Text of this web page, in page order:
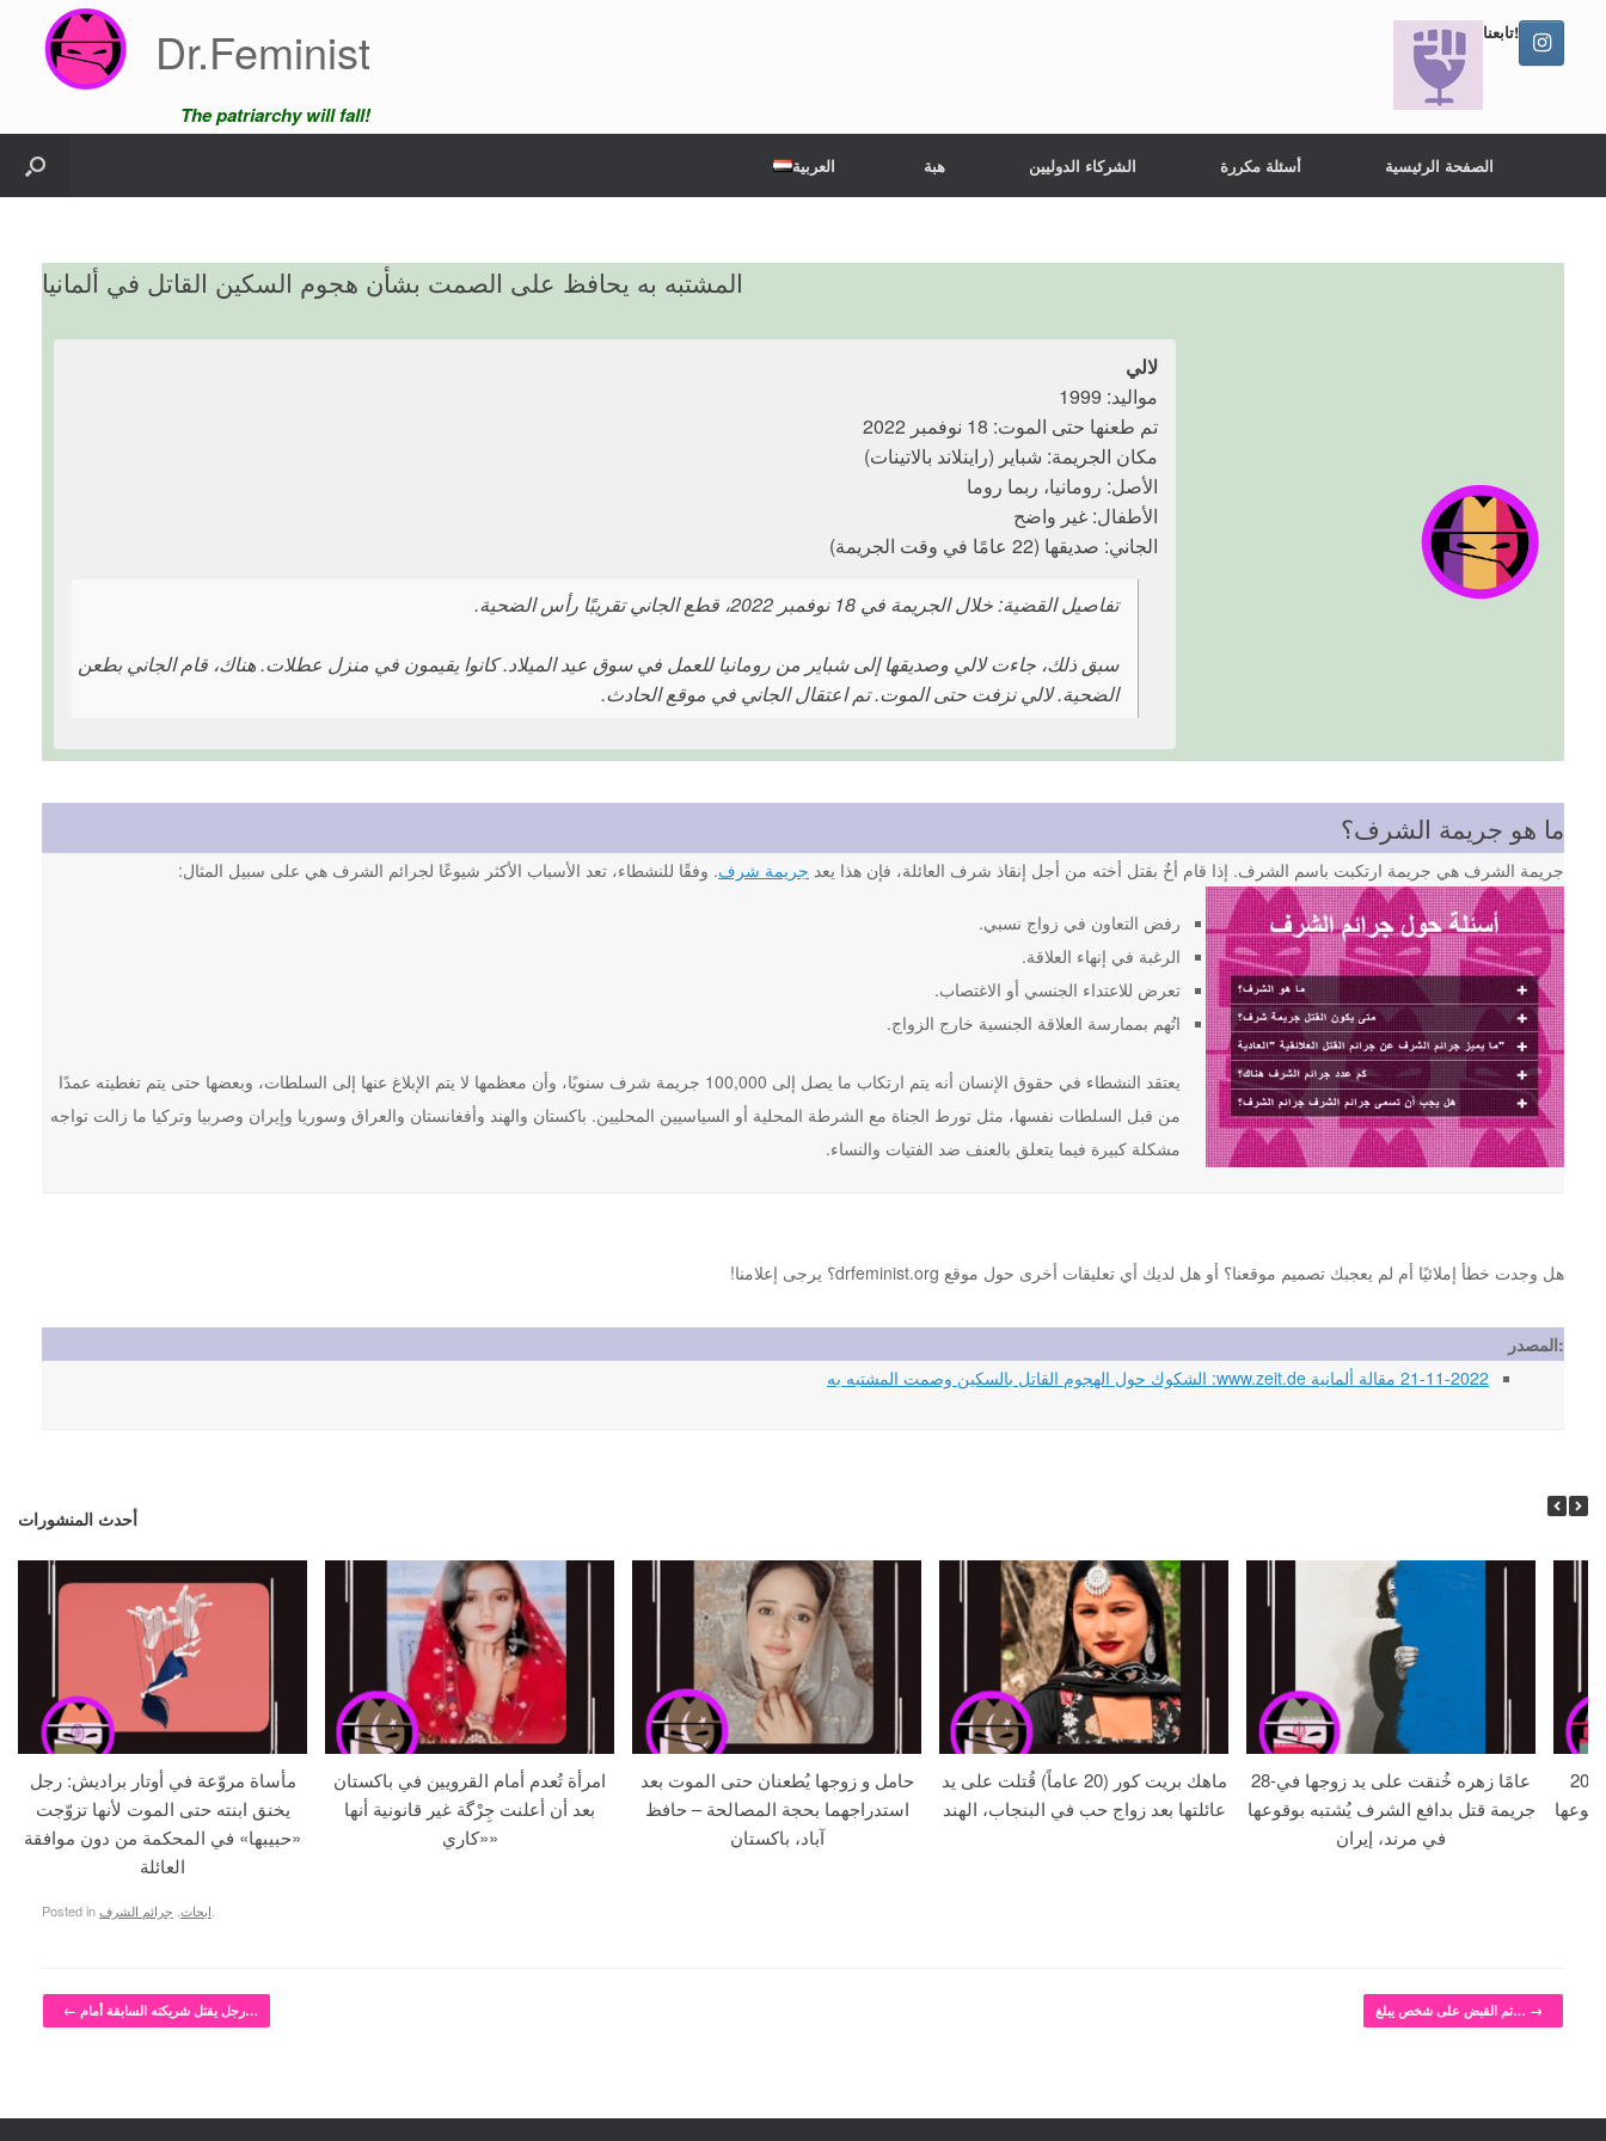
content
Dr.Feminist
The patriarchy will fall!
تابعنا!
العربية هبة الشركاء الدوليين أسئلة مكررة الصفحة الرئيسية
المشتبه به يحافظ على الصمت بشأن هجوم السكين القاتل في ألمانيا
لالي
مواليد: 1999
تم طعنها حتى الموت: 18 نوفمبر 2022
مكان الجريمة: شباير (راينلاند بالاتينات)
الأصل: رومانيا، ربما روما
الأطفال: غير واضح
الجاني: صديقها (22 عامًا في وقت الجريمة)
تفاصيل القضية: خلال الجريمة في 18 نوفمبر 2022، قطع الجاني تقريبًا رأس الضحية.
سبق ذلك، جاءت لالي وصديقها إلى شباير من رومانيا للعمل في سوق عيد الميلاد. كانوا يقيمون في منزل عطلات. هناك، قام الجاني بطعن
الضحية. لالي نزفت حتى الموت. تم اعتقال الجاني في موقع الحادث.
ما هو جريمة الشرف؟
جريمة الشرف هي جريمة ارتكبت باسم الشرف. إذا قام أخٌ بقتل أخته من أجل إنقاذ شرف العائلة، فإن هذا يعد جريمة شرف. وفقًا للنشطاء، تعد الأسباب الأكثر شيوعًا لجرائم الشرف هي على سبيل المثال:
رفض التعاون في زواج نسبي.
الرغبة في إنهاء العلاقة.
تعرض للاعتداء الجنسي أو الاغتصاب.
اتُهم بممارسة العلاقة الجنسية خارج الزواج.
يعتقد النشطاء في حقوق الإنسان أنه يتم ارتكاب ما يصل إلى 100,000 جريمة شرف سنويًا، وأن معظمها لا يتم الإبلاغ عنها إلى السلطات، وبعضها حتى يتم تغطيته عمدًا
من قبل السلطات نفسها، مثل تورط الجناة مع الشرطة المحلية أو السياسيين المحليين. باكستان والهند وأفغانستان والعراق وسوريا وإيران وصربيا وتركيا ما زالت تواجه
مشكلة كبيرة فيما يتعلق بالعنف ضد الفتيات والنساء.
هل وجدت خطأ إملائيًا أم لم يعجبك تصميم موقعنا؟ أو هل لديك أي تعليقات أخرى حول موقع drfeminist.org؟ يرجى إعلامنا!
المصدر:
21-11-2022 مقالة ألمانية www.zeit.de: الشكوك حول الهجوم القاتل بالسكين وصمت المشتبه به
أحدث المنشورات
مأساة مروّعة في أوتار براديش: رجل
يخنق ابنته حتى الموت لأنها تزوّجت
«حبيبها» في المحكمة من دون موافقة
العائلة
امرأة تُعدم أمام القرويين في باكستان
بعد أن أعلنت جِرْگة غير قانونية أنها
«كاري»
حامل و زوجها يُطعنان حتى الموت بعد
استدراجهما بحجة المصالحة – حافظ
آباد، باكستان
ماهك بريت كور (20 عاماً) قُتلت على يد
عائلتها بعد زواج حب في البنجاب، الهند
28-عامًا زهره خُنقت على يد زوجها في
جريمة قتل بدافع الشرف يُشتبه بوقوعها
في مرند، إيران
20 عاماً فاطمة كريمова خُنقت في
Posted in ابحاث جرائم الشرف
Post navigation
← رجل يقتل شريكته السابقة أمام… تم القبض على شخص يبلغ… →